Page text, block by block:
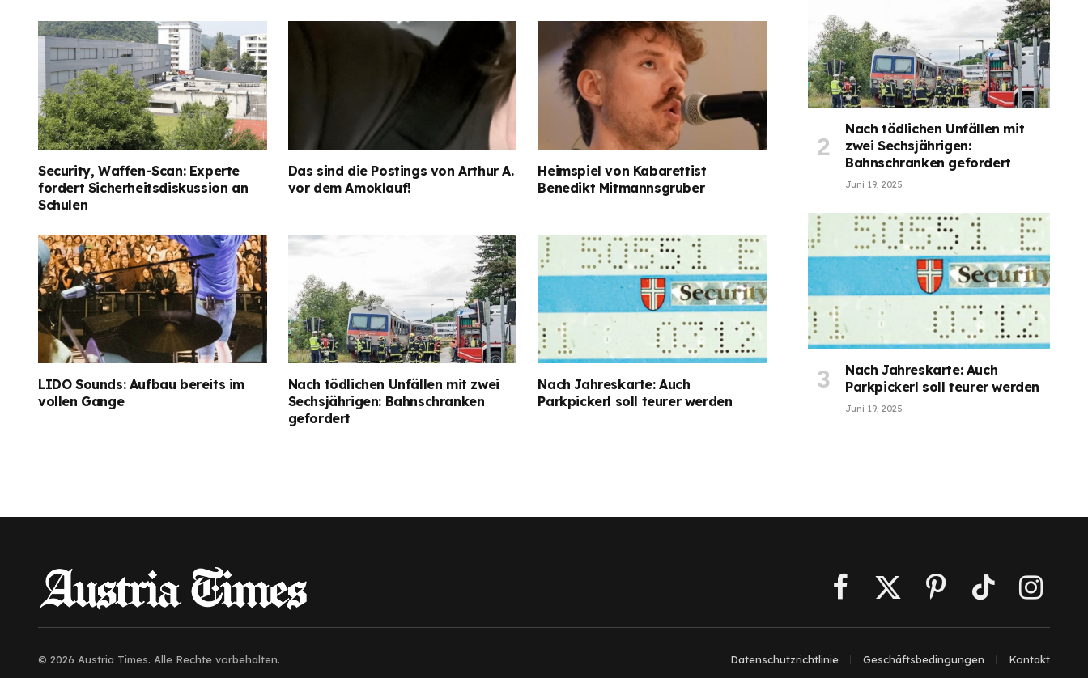
Security, Waffen-Scan: Experte
fordert Sicherheitsdiskussion an
Schulen
Das sind die Postings von Arthur A.
vor dem Amoklauf!
Heimspiel von Kabarettist
Benedikt Mitmannsgruber
LIDO Sounds: Aufbau bereits im
vollen Gange
Nach tödlichen Unfällen mit zwei
Sechsjährigen: Bahnschranken
gefordert
Nach Jahreskarte: Auch
Parkpickerl soll teurer werden
Nach tödlichen Unfällen mit
zwei Sechsjährigen:
Bahnschranken gefordert
Juni 19, 2025
Nach Jahreskarte: Auch
Parkpickerl soll teurer werden
Juni 19, 2025
Facebook
X
PinterestTikTok Instagram
© 2026 Austria Times. Alle Rechte vorbehalten. Datenschutzrichtlinie Geschäftsbedingungen Kontakt